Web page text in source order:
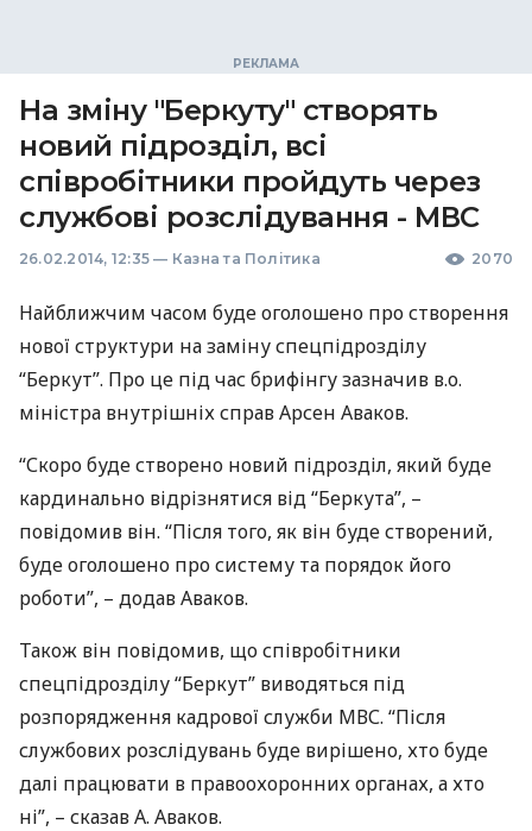
На зміну "Беркуту" створять
новий підрозділ, всі
співробітники пройдуть через
службові розслідування - МВС
26.02.2014, 12:35 — Казна та Політика 2070
Найближчим часом буде оголошено про створення
нової структури на заміну спецпідрозділу
“Беркут”. Про це під час брифінгу зазначив в.о.
міністра внутрішніх справ Арсен Аваков.
“Скоро буде створено новий підрозділ, який буде
кардинально відрізнятися від “Беркута”, –
повідомив він. “Після того, як він буде створений,
буде оголошено про систему та порядок його
роботи”, – додав Аваков.
Також він повідомив, що співробітники
спецпідрозділу “Беркут” виводяться під
розпорядження кадрової служби МВС. “Після
службових розслідувань буде вирішено, хто буде
далі працювати в правоохоронних органах, а хто
ні”, – сказав А. Аваков.